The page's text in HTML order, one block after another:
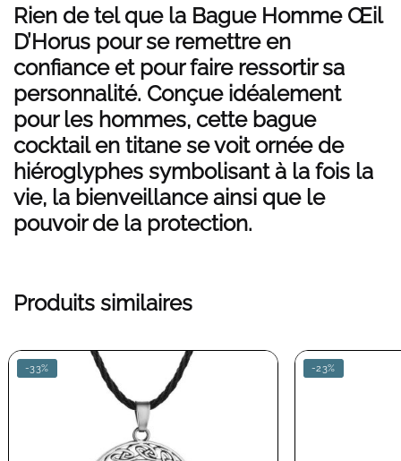
Rien de tel que la Bague Homme Œil
D’Horus pour se remettre en
confiance et pour faire ressortir sa
personnalité. Conçue idéalement
pour les hommes, cette bague
cocktail en titane se voit ornée de
hiéroglyphes symbolisant à la fois la
vie, la bienveillance ainsi que le
pouvoir de la protection.
Produits similaires
-33% -23%